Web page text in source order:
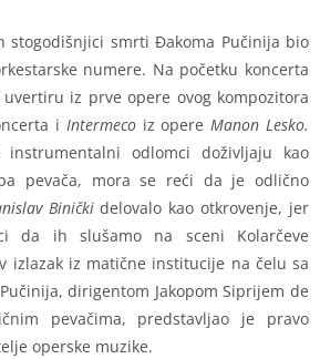
stogodišnjici smrti Đakoma Pučinija bio
numere. Na početku koncerta
iz prve opere ovog kompozitora
i Intermecoiz opereManon Lesko.
instrumentalni odlomci doživljaju kao
pevača, mora se reći da je odlično
Biničkidelovalo kao otkrovenje, jer
da ih slušamo na sceni Kolarčeve
izlazak iz matične institucije na čelu sa
dirigentom Jakopom Siprijem de
pevačima, predstavljao je pravo
operske muzike.